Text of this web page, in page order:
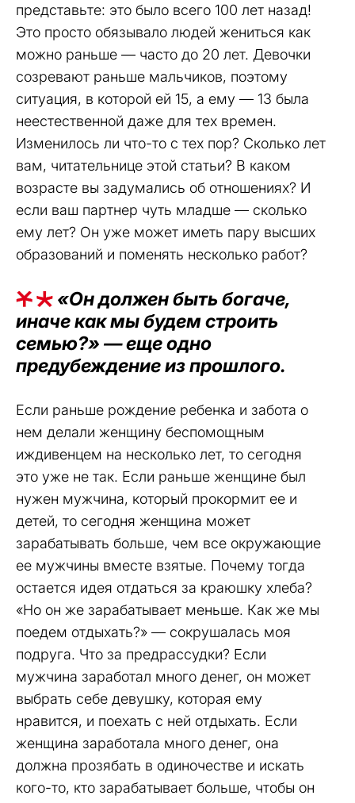
представьте: это было всего 100 лет назад!
Это просто обязывало людей жениться как
можно раньше — часто до 20 лет. Девочки
созревают раньше мальчиков, поэтому
ситуация, в которой ей 15, а ему — 13 была
неестественной даже для тех времен.
Изменилось ли что-то с тех пор? Сколько лет
вам, читательнице этой статьи? В каком
возрасте вы задумались об отношениях? И
если ваш партнер чуть младше — сколько
ему лет? Он уже может иметь пару высших
образований и поменять несколько работ?
«Он должен быть богаче,
иначе как мы будем строить
семью?» — еще одно
предубеждение из прошлого.
Если раньше рождение ребенка и забота о
нем делали женщину беспомощным
иждивенцем на несколько лет, то сегодня
это уже не так. Если раньше женщине был
нужен мужчина, который прокормит ее и
детей, то сегодня женщина может
зарабатывать больше, чем все окружающие
ее мужчины вместе взятые. Почему тогда
остается идея отдаться за краюшку хлеба?
«Но он же зарабатывает меньше. Как же мы
поедем отдыхать?» — сокрушалась моя
подруга. Что за предрассудки? Если
мужчина заработал много денег, он может
выбрать себе девушку, которая ему
нравится, и поехать с ней отдыхать. Если
женщина заработала много денег, она
должна прозябать в одиночестве и искать
кого-то, кто зарабатывает больше, чтобы он